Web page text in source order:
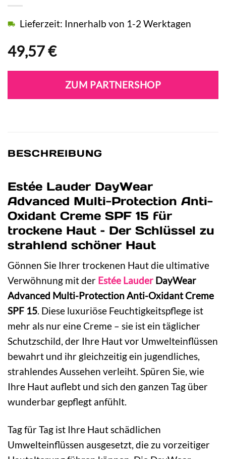
49,57€
Lieferzeit: Innerhalb von 1-2 Werktagen
ZUM PARTNERSHOP
BESCHREIBUNG
Estée Lauder DayWear
Advanced Multi-Protection Anti-
Oxidant Creme SPF 15 für
trockene Haut – Der Schlüssel zu
strahlend schöner Haut
Gönnen Sie Ihrer trockenen Haut die ultimative
Verwöhnung mit der Estée Lauder DayWear
Advanced Multi-Protection Anti-Oxidant Creme
SPF 15. Diese luxuriöse Feuchtigkeitspflege ist
mehr als nur eine Creme – sie ist ein täglicher
Schutzschild, der Ihre Haut vor Umwelteinflüssen
bewahrt und ihr gleichzeitig ein jugendliches,
strahlendes Aussehen verleiht. Spüren Sie, wie
Ihre Haut auflebt und sich den ganzen Tag über
wunderbar gepflegt anfühlt.
Tag für Tag ist Ihre Haut schädlichen
Umwelteinflüssen ausgesetzt, die zu vorzeitiger